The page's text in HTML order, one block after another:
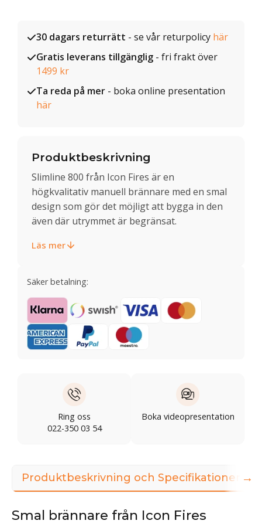
30 dagars returrätt - se vår returpolicy här
Gratis leverans tillgänglig - fri frakt över
1499 kr
Ta reda på mer - boka online presentation
här
Produktbeskrivning
Slimline 800 från Icon Fires är en
högkvalitativ manuell brännare med en smal
design som gör det möjligt att bygga in den
även där utrymmet är begränsat.
Läs mer
Säker betalning:
Ring oss
022-350 03 54
Boka videopresentation
Produktbeskrivning och Specifikationer
Smal brännare från Icon Fires
→